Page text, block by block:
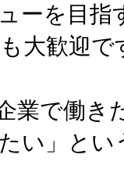
ーを目指
大歓迎
業で働き
い」と